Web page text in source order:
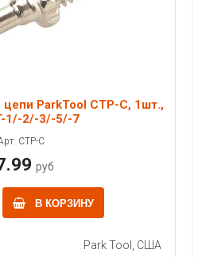
ParkTool CTP-C, 1шт.,
1/-2/-3/-5/-7
CTP-C
руб
В КОРЗИНУ
Park Tool, США